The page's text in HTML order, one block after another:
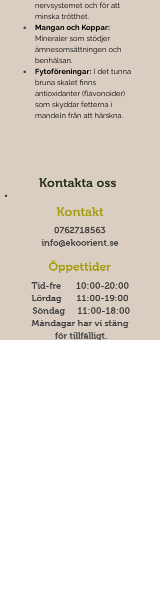
nervsystemet och för att
minska trötthet.
Mangan och Koppar:
Mineraler som stödjer
ämnesomsättningen och
benhälsan.
Fytoföreningar: I det tunna
bruna skalet finns
antioxidanter (flavonoider)
som skyddar fetterna i
mandeln från att härskna.
Kontakta oss
Kontakt
0762718563
info@ekoorient.se​​
Öppettider
Tid-fre 10:00-20​​​:00
Lördag 11:00-19:00
Söndag 11:00-18:00
Måndagar har vi stäng
för tillfälligt.